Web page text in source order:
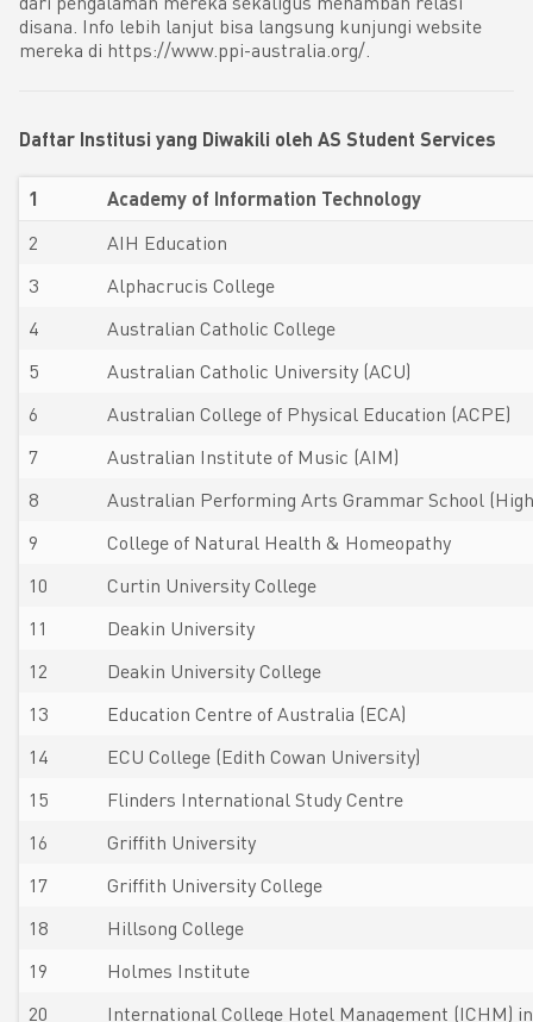
disana. Info lebih lanjut bisa langsung kunjungi website
mereka di https://www.ppi-australia.org/.
Daftar Institusi yang Diwakili oleh AS Student Services
1
Academy of Information Technology
2
AIH Education
3
Alphacrucis College
4
Australian Catholic College
5
Australian Catholic University (ACU)
6
Australian College of Physical Education (ACPE)
7
Australian Institute of Music (AIM)
8
Australian Performing Arts Grammar School
9
College of Natural Health & Homeopathy
10
Curtin University College
11
Deakin University
12
Deakin University College
13
Education Centre of Australia (ECA)
14
ECU College (Edith Cowan University)
15
Flinders International Study Centre
16
Griffith University
17
Griffith University College
18
Hillsong College
19
Holmes Institute
20
International College Hotel Management (ICHM)